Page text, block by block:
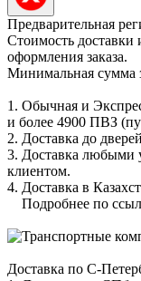
Предварительная
Стоимость доставки
оформления заказа.
Минимальная сумма
1. Обычная и
и более 4900 ПВЗ
2. Доставка до
3. Доставка любыми
клиентом.
4. Доставка в
Подробнее по
Доставка по С-